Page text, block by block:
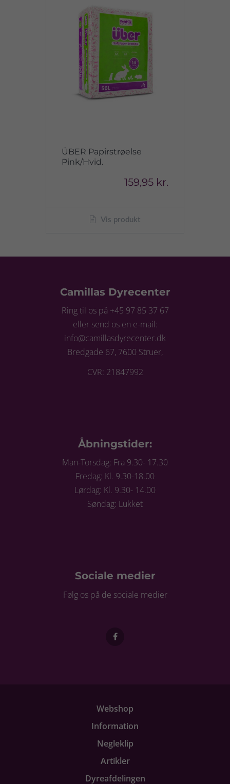
ÜBER Papirstrøelse
Pink/Hvid.
159,95 kr.
Vis produkt
Camillas Dyrecenter
Ring til os på +45 97 85 37 67
eller send os en e-mail:
info@camillasdyrecenter.dk
Bredgade 67, 7600 Struer,
CVR: 21847992
Åbningstider:
Man-Torsdag: Fra 9.30- 17.30
Fredag: Kl. 9.30-18.00
Lørdag: Kl. 9.30- 14.00
Søndag: Lukket
Sociale medier
Følg os på de sociale medier
Webshop
Information
Negleklip
Artikler
Dyreafdelingen